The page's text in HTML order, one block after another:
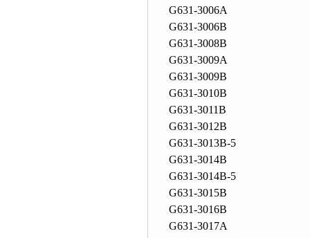
G631-3006A
G631-3006B
G631-3008B
G631-3009A
G631-3009B
G631-3010B
G631-3011B
G631-3012B
G631-3013B-5
G631-3014B
G631-3014B-5
G631-3015B
G631-3016B
G631-3017A